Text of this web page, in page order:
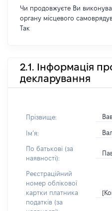
Чи продовжуєте Ви
органу місцевого
Так
2.1. Інформація
декларування
Прізвище:
Імʼя:
По батькові (за
наявності):
Реєстраційний
номер облікової
картки платника
податків (за